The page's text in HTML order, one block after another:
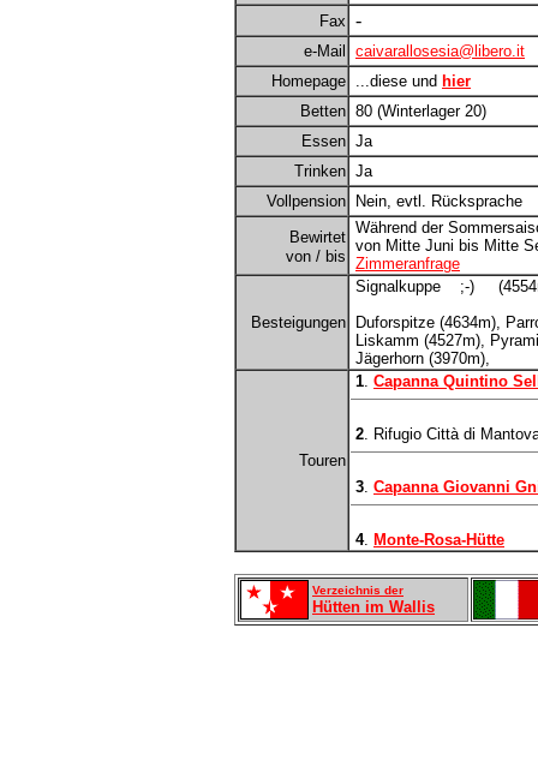
Fax -
e-Mail
caivarallosesia@libero.it
Homepage ...diese und hier
Betten 80 (Winterlager 20)
Essen Ja
Trinken Ja
Vollpension
Nein, evtl. Rücksprache
Bewirtet
von / bis
Während der
von Mitte Juni bis Mitte
Zimmeranfrage
Besteigungen
Signalkuppe ;-)
Duforspitze (4634m),
Liskamm (4527m),
Jägerhorn (3970m),
Touren
1. Capanna Quintino
2. Rifugio Città di
3. Capanna Giovanni
4. Monte-Rosa-Hütte
Verzeichnis der
Hütten im Wallis